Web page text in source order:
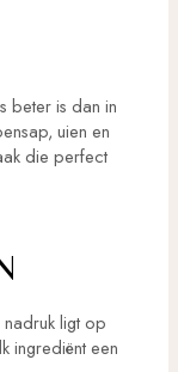
beter is dan in
uien en
die perfect
ligt op
ingrediënt een